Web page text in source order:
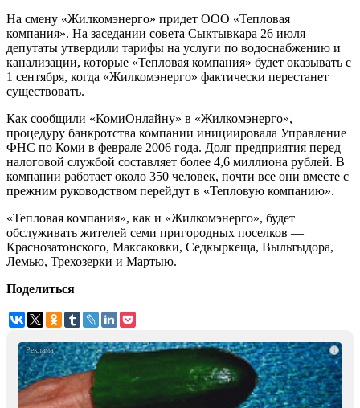
На смену «Жилкомэнерго» придет ООО «Тепловая
компания». На заседании совета Сыктывкара 26 июля
депутаты утвердили тарифы на услуги по водоснабжению и
канализации, которые «Тепловая компания» будет оказывать с
1 сентября, когда «Жилкомэнерго» фактически перестанет
существовать.
Как сообщили «КомиОнлайну» в «Жилкомэнерго»,
процедуру банкротства компании инициировала Управление
ФНС по Коми в феврале 2006 года. Долг предприятия перед
налоговой службой составляет более 4,6 миллиона рублей. В
компании работает около 350 человек, почти все они вместе с
прежним руководством перейдут в «Тепловую компанию».
«Тепловая компания», как и «Жилкомэнерго», будет
обслуживать жителей семи пригородных поселков —
Краснозатонского, Максаковки, Седкыркеща, Выльтыдора,
Лемью, Трехозерки и Мартыю.
Поделиться
i